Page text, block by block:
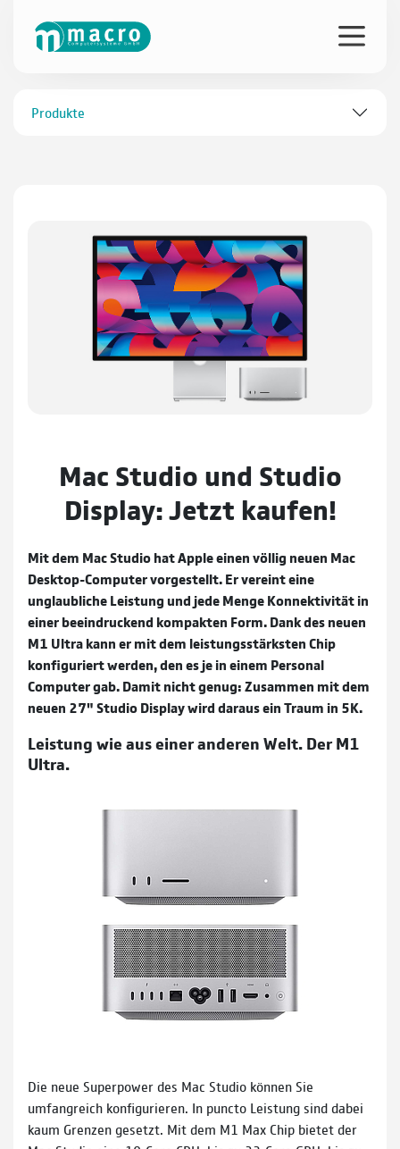
Produkte
Mac Studio und Studio
Display: Jetzt kaufen!
Mit dem Mac Studio hat Apple einen völlig neuen Mac
Desktop-Computer vorgestellt. Er vereint eine
unglaub­liche Leistung und jede Menge Konnektivität in
einer beein­druckend kompakten Form. Dank des neuen
M1 Ultra kann er mit dem leistungsstärksten Chip
konfiguriert werden, den es je in einem Personal
Computer gab. Damit nicht genug: Zusammen mit dem
neuen 27" Studio Display wird daraus ein Traum in 5K.
Leistung wie aus einer anderen Welt. Der M1
Ultra.
Die neue Superpower des Mac Studio können Sie
umfangreich konfigurieren. In puncto Leistung sind dabei
kaum Grenzen gesetzt. Mit dem M1 Max Chip bietet der